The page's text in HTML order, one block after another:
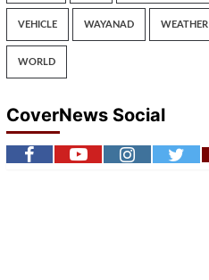
VEHICLE WAYANAD WEATHER
WORLD
CoverNews Social